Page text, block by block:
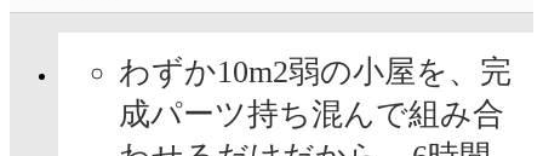
わずか10m2弱の小屋を、完
成パーツ持ち混んで組み合